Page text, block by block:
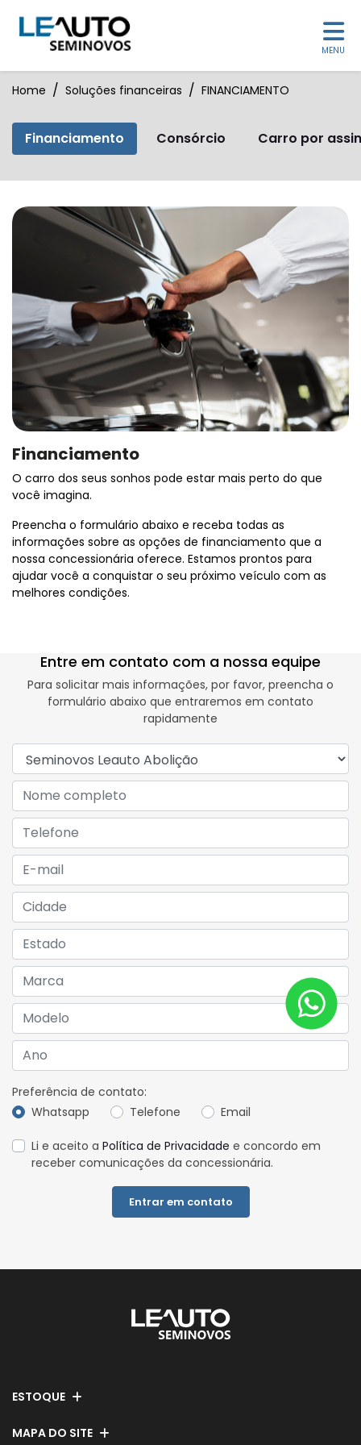
MENU
Home Soluções financeiras FINANCIAMENTO
Consórcio
Financiamento Carro por
Financiamento
O carro dos seus sonhos pode estar mais perto do que
você imagina.
Preencha o formulário abaixo e receba todas as
informações sobre as opções de financiamento que a
nossa concessionária oferece. Estamos prontos para
ajudar você a conquistar o seu próximo veículo com as
melhores condições.
Entre em contato com a nossa equipe
Para solicitar mais informações, por favor, preencha o
formulário abaixo que entraremos em contato
rapidamente
Preferência de contato:
Whatsapp
Telefone Email
Li e aceito a Política de Privacidade e concordo em
receber comunicações da concessionária.
Entrar em contato
ESTOQUE
MAPA DO SITE